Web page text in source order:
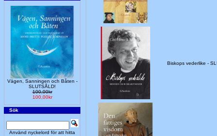
Vägen, Sanningen och Båten -
SLUTSÅLD!
100,00kr
100,00kr
Sök
Använd nyckelord för att hitta
Biskops vederlike -